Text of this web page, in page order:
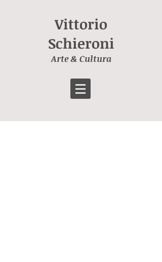
Vittorio
Schieroni
Arte & Cultura